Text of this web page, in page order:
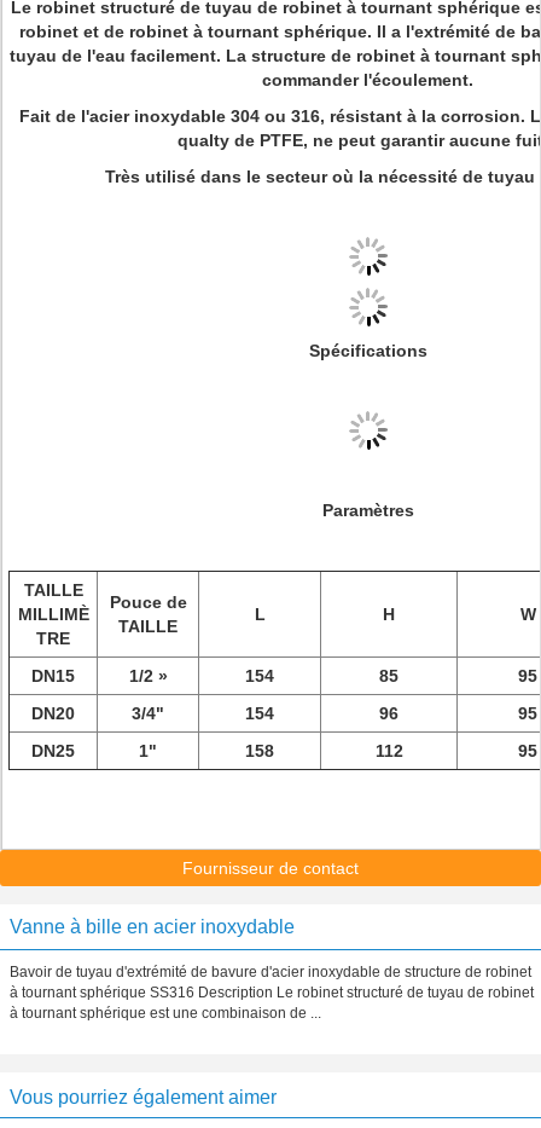
Le robinet structuré de tuyau de robinet à tournant sphérique
robinet et de robinet à tournant sphérique. Il a l'extrémité de
tuyau de l'eau facilement. La structure de robinet à tournant
commander l'écoulement.
Fait de l'acier inoxydable 304 ou 316, résistant à la corrosion.
qualty de PTFE, ne peut garantir aucune
Très utilisé dans le secteur où la nécessité de tuyau
Spécifications
Paramètres
TAILLE
MILLIMÈ
TRE
Pouce de
TAILLE
L H W
DN15 1/2 » 154 85
95
DN20
3/4" 154 96
95
DN25
1" 158 112 95
Fournisseur de contact
Vanne à bille en acier inoxydable
Bavoir de tuyau d'extrémité de bavure d'acier inoxydable de structure de robinet
à tournant sphérique SS316 Description Le robinet structuré de tuyau de robinet
à tournant sphérique est une combinaison de ...
Vous pourriez également aimer